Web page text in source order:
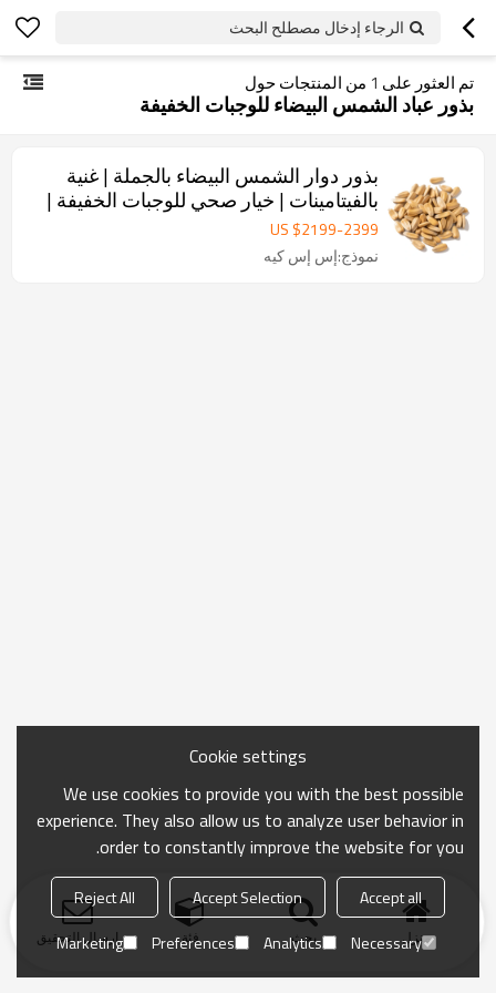
الرجاء إدخال مصطلح البحث
تم العثور على 1 من المنتجات حول
بذور عباد الشمس البيضاء للوجبات الخفيفة
بذور دوار الشمس البيضاء بالجملة | غنية
بالفيتامينات | خيار صحي للوجبات الخفيفة |
طلبات بالجملة للشركات
US $2199-2399
نموذج:إس إس كيه
منزل بحث فئة ارسال التحقيق
Cookie settings
We use cookies to provide you with the best possible
experience. They also allow us to analyze user behavior in
order to constantly improve the website for you.
Accept all
Accept Selection
Reject All
Necessary
Analytics
Preferences
Marketing